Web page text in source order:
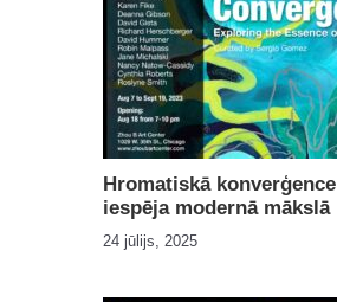
Hromatiskā
iespēja modernā mākslā
24 jūlijs, 2025